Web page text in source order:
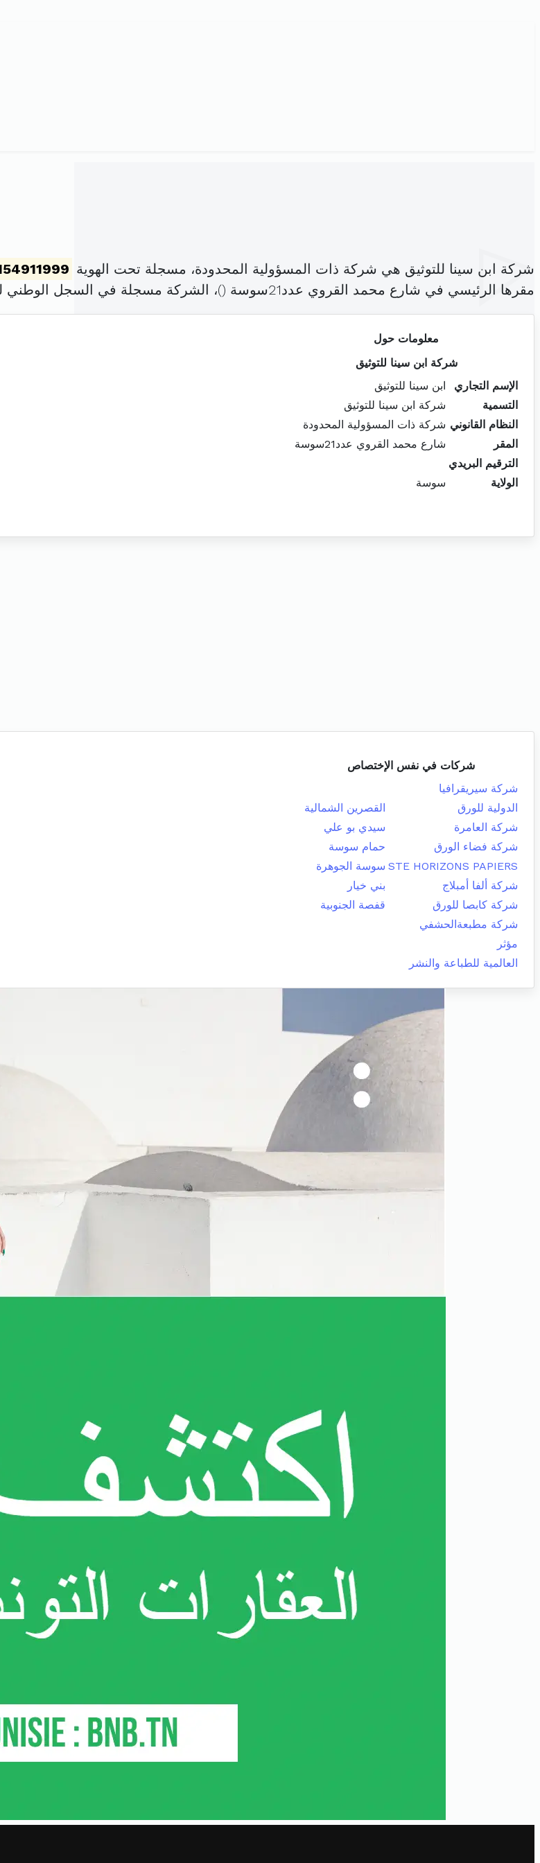
شركة ابن سينا للتوثيق هي شركة ذات المسؤولية المحدودة، مسجلة تحت الهوية
مقرها الرئيسي في شارع محمد القروي عدد21سوسة (
)، الشركة مسجلة في السجل
معلومات حول
شركة ابن سينا للتوثيق
الإسم التجاري
ابن سينا للتوثيق
التسمية
شركة ابن سينا للتوثيق
النظام القانوني شركة ذات المسؤولية المحدودة
المقر
شارع محمد القروي عدد21سوسة
الترقيم البريدي
الولاية
سوسة
شركات في نفس الإختصاص
شركة سيريقرافيا
الدولية للورق
القصرين الشمالية
شركة العامرة
سيدي بو علي
شركة فضاء الورق
حمام سوسة
STE HORIZONS PAPIERS سوسة الجوهرة
شركة ألفا أمبلاج
بني خيار
شركة كابصا للورق
قفصة الجنوبية
شركة مطبعةالحشفي
مؤثر
العالمية للطباعة والنشر